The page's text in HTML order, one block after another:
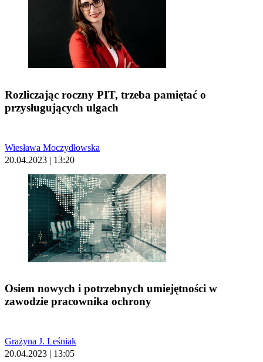
Rozliczając roczny PIT, trzeba pamiętać o
przysługujących ulgach
Wiesława Moczydłowska
20.04.2023 | 13:20
Osiem nowych i potrzebnych umiejętności w
zawodzie pracownika ochrony
Grażyna J. Leśniak
20.04.2023 | 13:05